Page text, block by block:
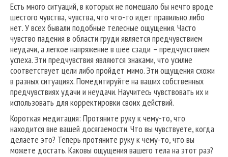
Есть много ситуаций, в которых не помешало бы нечто вроде
шестого чувства, чувства, что что-то идет правильно либо
нет. У всех бывали подобные телесные ощущения. Часто
чувство падения в области груди является предчувствием
неудачи, а легкое напряжение в шее сзади – предчувствием
успеха. Эти предчувствия являются знаками, что усилие
соответствует цели либо пройдет мимо. Эти ощущения схожи
в разных ситуациях. Помедитируйте на ваших собственных
предчувствиях удачи и неудачи. Научитесь чувствовать их и
использовать для корректировки своих действий.
Короткая медитация: Протяните руку к чему-то, что
находится вне вашей досягаемости. Что вы чувствуете, когда
делаете это? Теперь протяните руку к чему-то, что вы
можете достать. Каковы ощущения вашего тела на этот раз?